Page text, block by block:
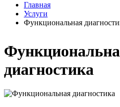
Главная
Услуги
Функциональная
диагностика